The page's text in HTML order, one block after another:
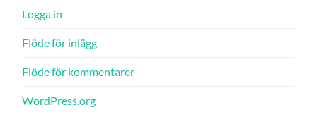
Logga in
Flöde för inlägg
Flöde för kommentarer
WordPress.org